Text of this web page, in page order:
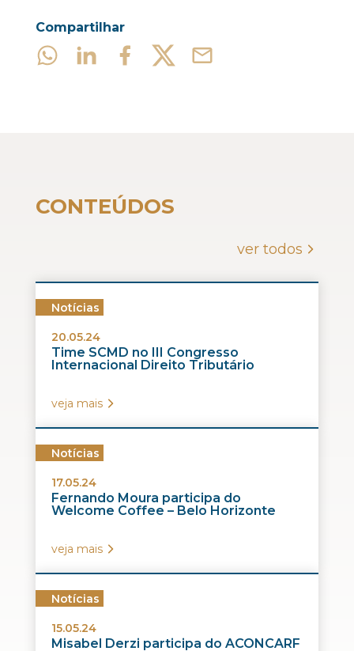
Compartilhar
CONTEÚDOS
ver todos
Notícias
20.05.24
Time SCMD no III Congresso
Internacional Direito Tributário
veja mais
Notícias
17.05.24
Fernando Moura participa do
Welcome Coffee – Belo Horizonte
veja mais
Notícias
15.05.24
Misabel Derzi participa do ACONCARF